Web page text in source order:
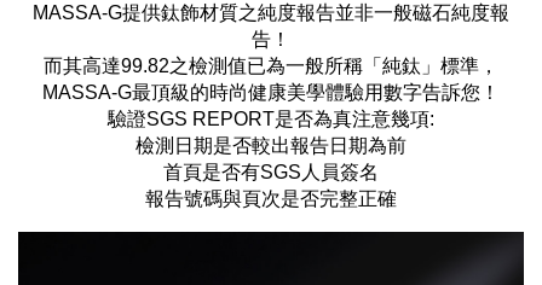
MASSA-G提供鈦飾材質之純度報告並非一般磁石純度報
告！
而其高達99.82之檢測值已為一般所稱「純鈦」標準，
MASSA-G最頂級的時尚健康美學體驗用數字告訴您！
驗證SGS REPORT是否為真注意幾項:
檢測日期是否較出報告日期為前
首頁是否有SGS人員簽名
報告號碼與頁次是否完整正確